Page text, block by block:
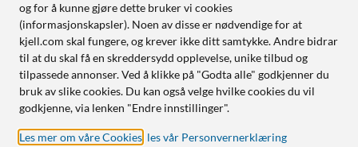
Handle fra:
Sverige
Norge
og for å kunne gjøre dette bruker vi cookies
(informasjonskapsler). Noen av disse er nødvendige for at
kjell.com skal fungere, og krever ikke ditt samtykke. Andre bidrar
til at du skal få en skreddersydd opplevelse, unike tilbud og
tilpassede annonser. Ved å klikke på "Godta alle" godkjenner du
bruk av slike cookies. Du kan også velge hvilke cookies du vil
godkjenne, via lenken "Endre innstillinger".
Les mer om våre Cookies les vår Personvernerklæring